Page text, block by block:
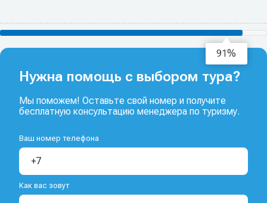
92%
Нужна помощь с выбором тура?
Мы поможем! Оставьте свой номер и получите
бесплатную консультацию менеджера по туризму.
Ваш номер телефона
Как вас зовут